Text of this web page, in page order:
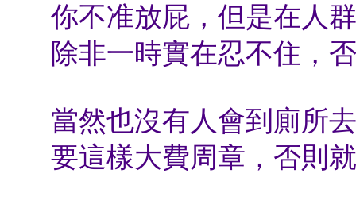
你不准放屁，但是在人
除非一時實在忍不住，
當然也沒有人會到廁所
要這樣大費周章，否則